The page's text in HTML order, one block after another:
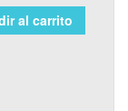
al carrito